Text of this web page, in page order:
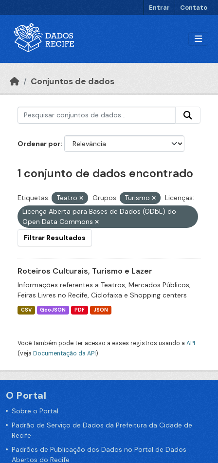
Entrar Contato
Conjuntos de dados
Ordenar por
1 conjunto de dados encontrado
Etiquetas: Teatro Grupos: Turismo
Licenças:
Licença Aberta para Bases de Dados (ODbL) do
Open Data Commons
Filtrar Resultados
Roteiros Culturais, Turismo e Lazer
Informações referentes a Teatros, Mercados Públicos,
Feiras Livres no Recife, Ciclofaixa e Shopping centers
CSV GeoJSON PDF JSON
Você também pode ter acesso a esses registros usando a API
(veja Documentação da API).
O Portal
Sobre o Portal
Padrão de Serviço de Dados da Prefeitura da Cidade de
Recife
Padrões de Publicação dos Dados no Portal de Dados
Abertos do Recife